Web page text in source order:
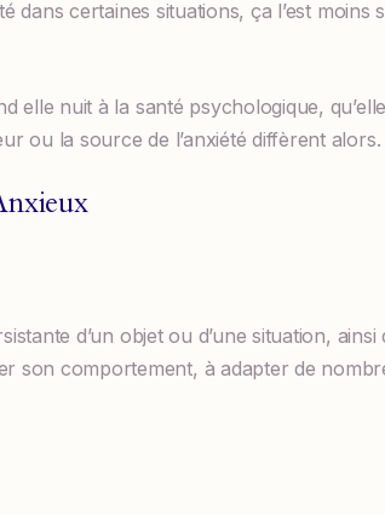
dans certaines situations, ça l’est moins
elle nuit à la santé psychologique,
ou la source de l’anxiété diffèrent alors.
d’un objet ou d’une situation, ainsi
son comportement, à adapter de